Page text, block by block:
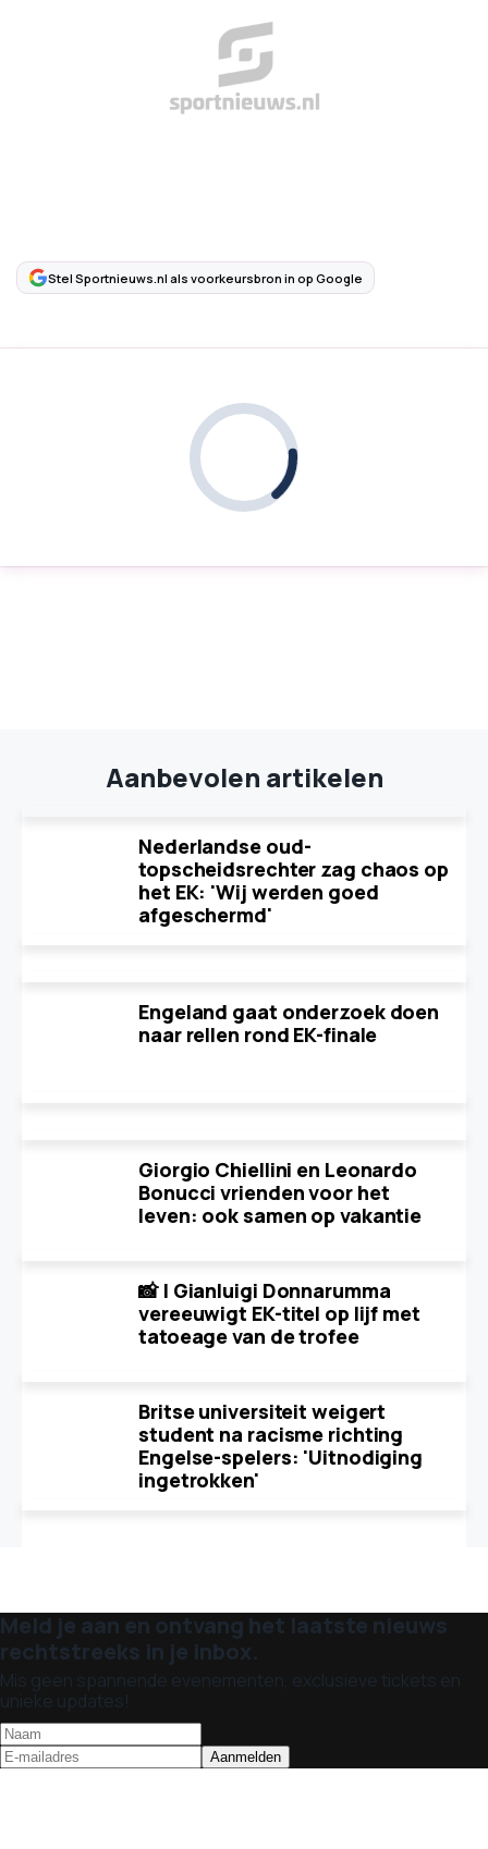
Stel Sportnieuws.nl als voorkeursbron in op Google
Aanbevolen artikelen
Nederlandse oud-
topscheidsrechter zag chaos op
het EK: 'Wij werden goed
afgeschermd'
Engeland gaat onderzoek doen
naar rellen rond EK-finale
Giorgio Chiellini en Leonardo
Bonucci vrienden voor het
leven: ook samen op vakantie
📸 | Gianluigi Donnarumma
vereeuwigt EK-titel op lijf met
tatoeage van de trofee
Britse universiteit weigert
student na racisme richting
Engelse-spelers: 'Uitnodiging
ingetrokken'
Meld je aan en ontvang het laatste nieuws
rechtstreeks in je inbox.
Mis geen spannende evenementen, exclusieve tickets en
unieke updates!